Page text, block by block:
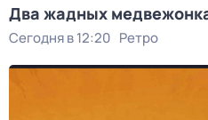
Два жадных
Сегодня в 12:20 Ретро